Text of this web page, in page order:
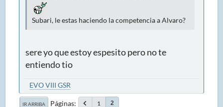
Subari, le estas haciendo la competencia a Alvaro?
sere yo que estoy espesito pero no te
entiendo tio
EVO VIII GSR
IR ARRIBA Páginas 1 2